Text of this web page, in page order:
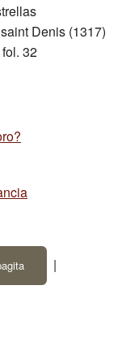
Denis (1317)
32
|